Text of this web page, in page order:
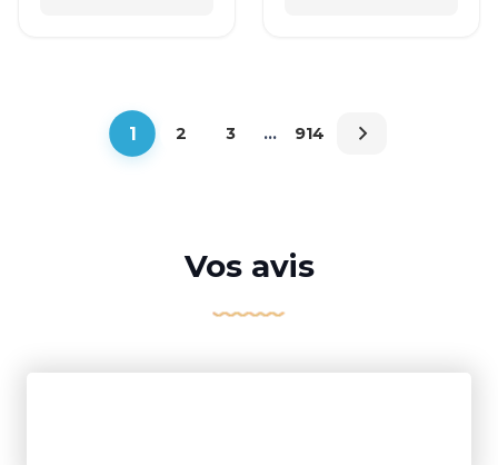
1 2 3 … 914
Vos avis